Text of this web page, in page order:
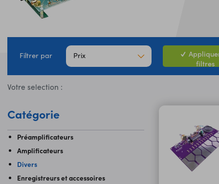
Filtrer par Prix
filtres
Votre selection :
Catégorie
Préamplificateurs
Amplificateurs
Divers
Enregistreurs et accessoires